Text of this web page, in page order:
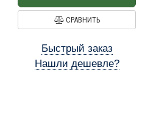
СРАВНИТЬ
Быстрый заказ
Нашли дешевле?